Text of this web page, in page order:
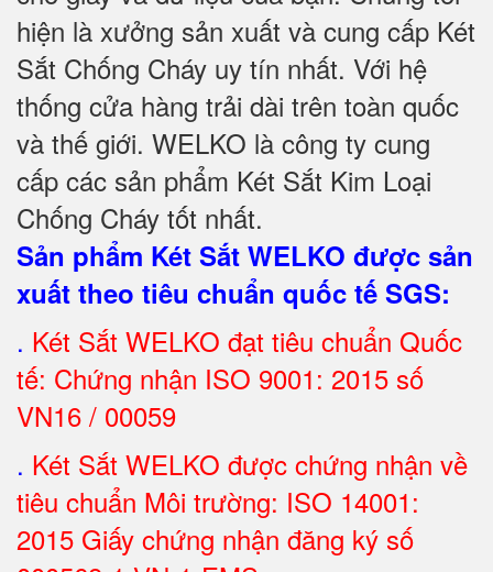
hiện là xưởng sản xuất và cung cấp Két
Sắt Chống Cháy uy tín nhất. Với hệ
thống cửa hàng trải dài trên toàn quốc
và thế giới. WELKO là công ty cung
cấp các sản phẩm Két Sắt Kim Loại
Chống Cháy tốt nhất.
Sản phẩm Két Sắt WELKO được sản
xuất theo tiêu chuẩn quốc tế SGS:
. Két Sắt WELKO đạt tiêu chuẩn Quốc
tế: Chứng nhận ISO 9001: 2015 số
VN16 / 00059
. Két Sắt WELKO được chứng nhận về
tiêu chuẩn Môi trường: ISO 14001:
2015 Giấy chứng nhận đăng ký số